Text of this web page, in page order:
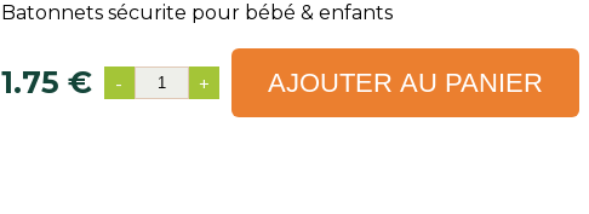
Batonnets sécurite pour bébé & enfants
1.75 € - + AJOUTER AU PANIER